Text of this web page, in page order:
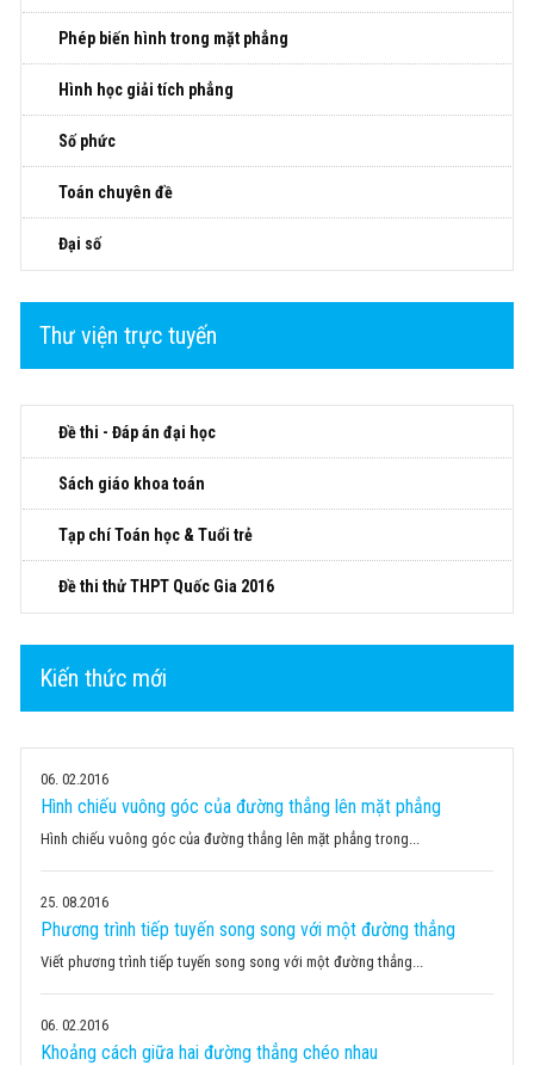
Phép biến hình trong mặt phẳng
Hình học giải tích phẳng
Số phức
Toán chuyên đề
Đại số
Thư viện trực tuyến
Đề thi - Đáp án đại học
Sách giáo khoa toán
Tạp chí Toán học & Tuổi trẻ
Đề thi thử THPT Quốc Gia 2016
Kiến thức mới
06 02.2016
Hình chiếu vuông góc của đường thẳng lên mặt phẳng
Hình chiếu vuông góc của đường thẳng lên mặt phẳng trong...
25 08.2016
Phương trình tiếp tuyến song song với một đường thẳng
Viết phương trình tiếp tuyến song song với một đường thẳng...
06 02.2016
Khoảng cách giữa hai đường thẳng chéo nhau